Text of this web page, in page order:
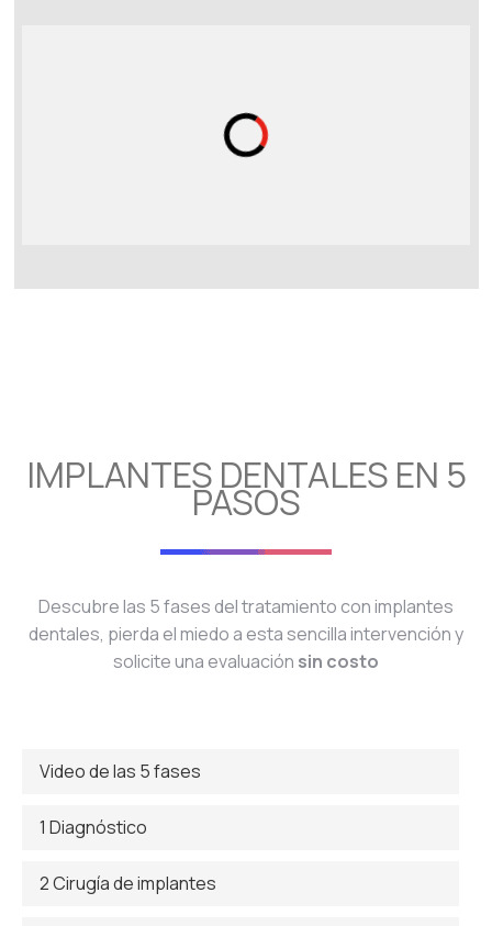
IMPLANTES DENTALES EN 5
PASOS
Descubre las 5 fases del tratamiento con implantes
dentales, pierda el miedo a esta sencilla intervención y
solicite una evaluación sin costo
Video de las 5 fases
1 Diagnóstico
2 Cirugía de implantes